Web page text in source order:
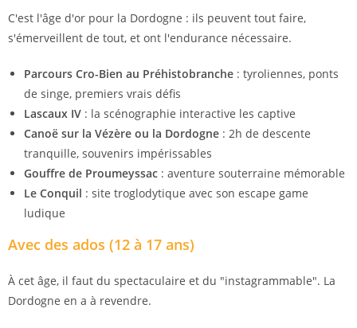
C'est l'âge d'or pour la Dordogne : ils peuvent tout faire,
s'émerveillent de tout, et ont l'endurance nécessaire.
Parcours Cro-Bien au Préhistobranche : tyroliennes, ponts
de singe, premiers vrais défis
Lascaux IV : la scénographie interactive les captive
Canoë sur la Vézère ou la Dordogne : 2h de descente
tranquille, souvenirs impérissables
Gouffre de Proumeyssac : aventure souterraine mémorable
Le Conquil : site troglodytique avec son escape game
ludique
Avec des ados (12 à 17 ans)
À cet âge, il faut du spectaculaire et du "instagrammable". La
Dordogne en a à revendre.